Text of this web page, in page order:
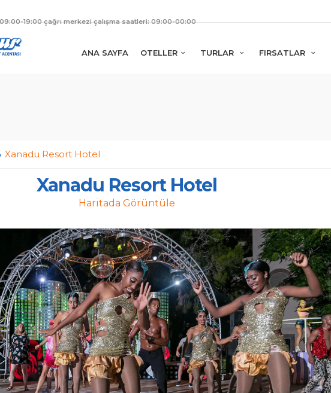
19:00 çağrı merkezi çalışma saatleri: 09:00-00:00
ANA SAYFA OTELLER TURLAR FIRSATLAR
Xanadu Resort Hotel
Xanadu Resort Hotel
Haritada Görüntüle